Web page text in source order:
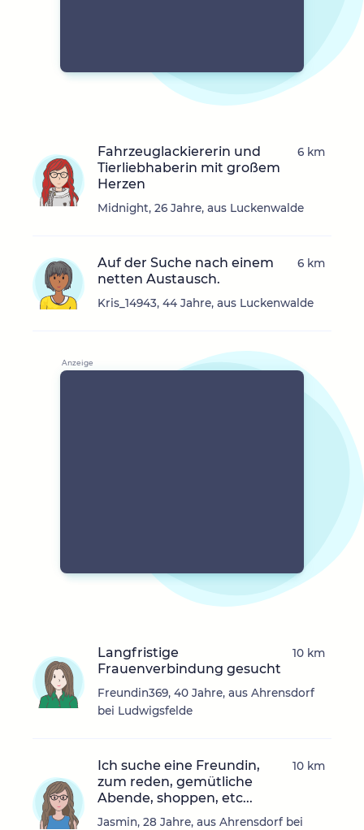
Fahrzeuglackiererin und
Tierliebhaberin mit großem
Herzen
Midnight, 26 Jahre, aus Luckenwalde
6 km
Auf der Suche nach einem
netten Austausch.
Kris_14943, 44 Jahre, aus Luckenwalde
6 km
Langfristige
Frauenverbindung gesucht
Freundin369, 40 Jahre, aus Ahrensdorf
bei Ludwigsfelde
10 km
Ich suche eine Freundin,
zum reden, gemütliche
Abende, shoppen, etc...
Jasmin, 28 Jahre, aus Ahrensdorf bei
10 km